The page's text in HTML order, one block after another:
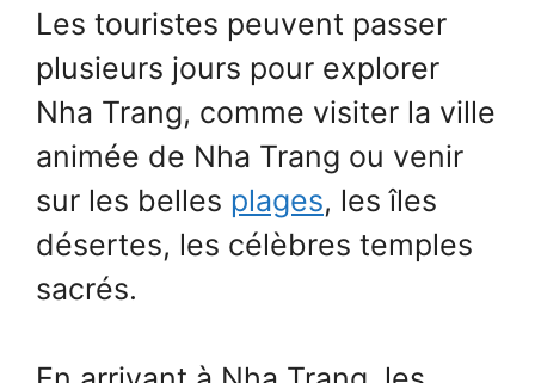
Les touristes peuvent passer
plusieurs jours pour explorer
Nha Trang, comme visiter la ville
animée de Nha Trang ou venir
sur les belles plages, les îles
désertes, les célèbres temples
sacrés.